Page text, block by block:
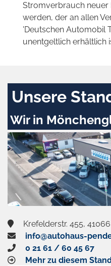
Stromverbrauch neuer
werden, der an allen
'Deutschen Automobil
unentgeltlich erhältlich
Unsere
Wir in
Krefelderstr. 455,
info@autohaus-
0 21 61 / 60 45 67
Mehr zu diesem